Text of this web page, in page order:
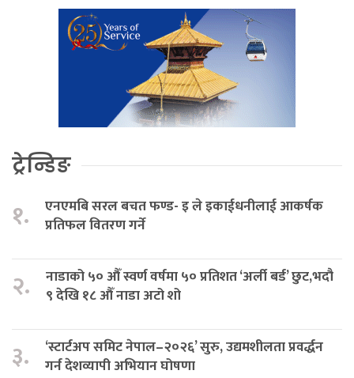
ट्रेन्डिङ
१.
एनएमबि सरल बचत फण्ड- इ ले इकाईधनीलाई आकर्षक
प्रतिफल वितरण गर्ने
२.
नाडाको ५० औँ स्वर्ण वर्षमा ५० प्रतिशत ‘अर्ली बर्ड’ छुट,भदौ
९ देखि १८ औँ नाडा अटो शो
३.
‘स्टार्टअप समिट नेपाल–२०२६’ सुरु, उद्यमशीलता प्रवर्द्धन
गर्न देशव्यापी अभियान घोषणा